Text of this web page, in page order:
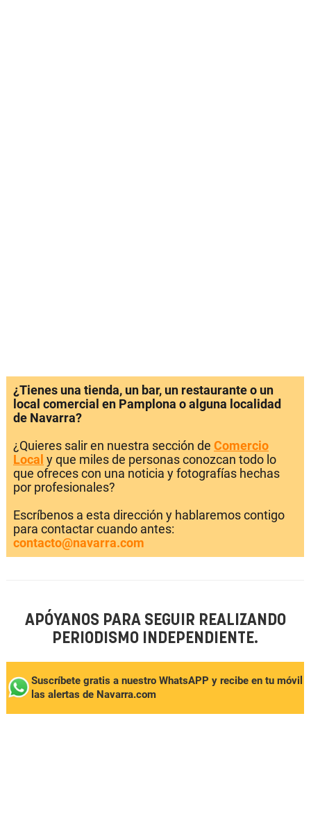
¿Tienes una tienda, un bar, un restaurante o un
local comercial en Pamplona o alguna localidad
de Navarra?
¿Quieres salir en nuestra sección de Comercio
Local y que miles de personas conozcan todo lo
que ofreces con una noticia y fotografías hechas
por profesionales?
Escríbenos a esta dirección y hablaremos contigo
para contactar cuando antes:
contacto@navarra.com
APÓYANOS PARA SEGUIR REALIZANDO
PERIODISMO INDEPENDIENTE.
Suscríbete gratis a nuestro WhatsAPP y recibe en tu móvil
las alertas de Navarra.com